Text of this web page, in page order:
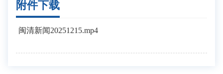
附件下载
闽清新闻20251215.mp4